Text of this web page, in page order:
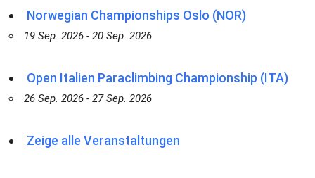
Norwegian Championships Oslo (NOR)
19 Sep. 2026 - 20 Sep. 2026
Open Italien Paraclimbing Championship (ITA)
26 Sep. 2026 - 27 Sep. 2026
Zeige alle Veranstaltungen